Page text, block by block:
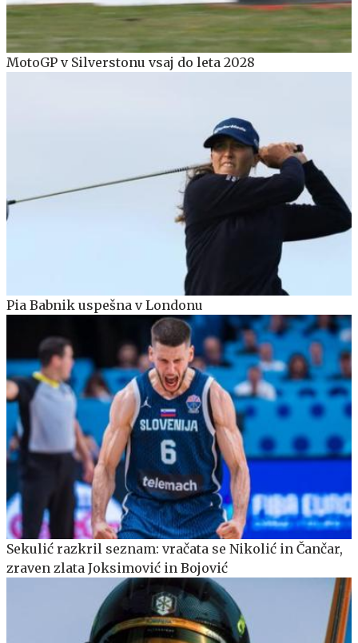
MotoGP v Silverstonu vsaj do leta 2028
Pia Babnik uspešna v Londonu
Sekulić razkril seznam: vračata se Nikolić in Čančar,
zraven zlata Joksimović in Bojović